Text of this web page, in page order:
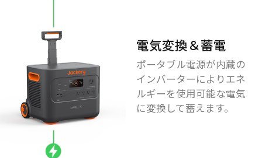
電気変換＆蓄電
ポータブル電源が内蔵の
インバーターによりエネ
ルギーを使用可能な電気
に変換して蓄えます。